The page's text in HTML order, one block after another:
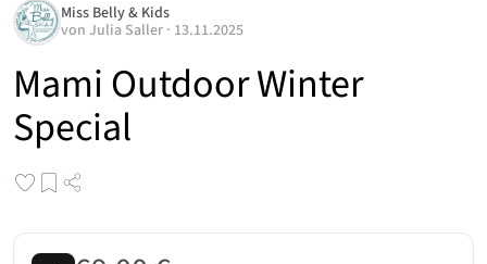
Mami Outdoor Winter
Special
Miss Belly & Kids
von Julia Saller · 13.11.2025